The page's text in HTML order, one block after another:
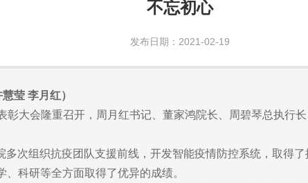
不忘初心
发布日期：2021-02-19
莹 李月红）
大会隆重召开，周月红书记、董家鸿院长、周碧琴总执行
组织抗疫团队支援前线，开发智能疫情防控系统，取得了
科研等全方面取得了优异的成绩。